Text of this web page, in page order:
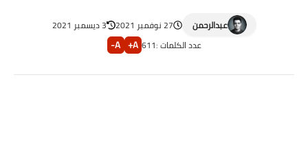
عبدالرحمن 27 نوفمبر 2021
3 ديسمبر 2021
عدد الكلمات :611
A+
A-